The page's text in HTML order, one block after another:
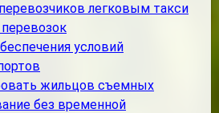
легковым такси
условий
жильцов съемных
без временной